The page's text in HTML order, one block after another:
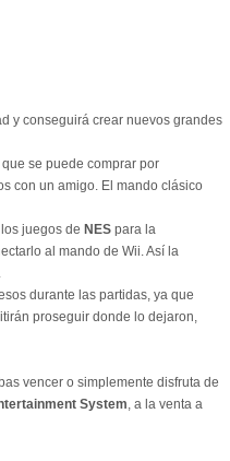
y conseguirá crear nuevos grandes
que se puede comprar por
con un amigo. El mando clásico
juegos de NES para la
al mando de Wii. Así la
durante las partidas, ya que
proseguir donde lo dejaron,
vencer o simplemente disfruta de
System, a la venta a